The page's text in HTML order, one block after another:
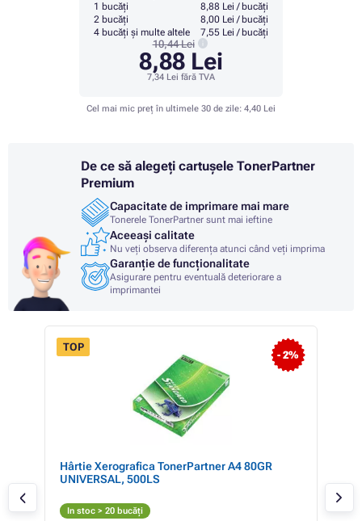
1 bucăți
8,88 Lei / bucăți
2 bucăți
8,00 Lei / bucăți
4 bucăți și multe altele
7,55 Lei / bucăți
10,44 Lei
8,88 Lei
7,34 Lei fără TVA
Cel mai mic preț în ultimele 30 de zile: 4,40 Lei
De ce să alegeți cartușele TonerPartner
Premium
Capacitate de imprimare mai mare
Tonerele TonerPartner sunt mai ieftine
Aceeași calitate
Nu veți observa diferența atunci când veți imprima
Garanție de funcționalitate
Asigurare pentru eventuală deteriorare a
imprimantei
- 2%
TOP
Hârtie Xerografica TonerPartner A4 80GR
UNIVERSAL, 500LS
In stoc > 20 bucăți